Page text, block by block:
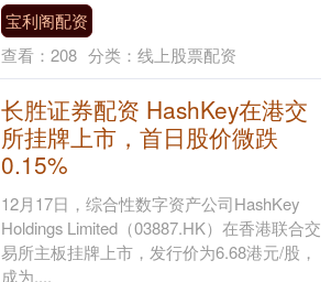
宝利阁配资
查看： 208 分类： 线上股票配资
长胜证券配资 HashKey在港交
所挂牌上市，首日股价微跌
0.15%
12月17日，综合性数字资产公司HashKey
Holdings Limited（03887.HK）在香港联合交
易所主板挂牌上市，发行价为6.68港元/股，
成为....